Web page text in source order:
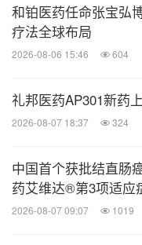
和铂医药任命张宝弘
疗法全球布局
2026-08-06 15:46 604
礼邦医药AP301新药
2026-08-07 18:37 324
中国首个获批结直肠
药艾维达®第3项适应
2026-08-07 09:07 1019